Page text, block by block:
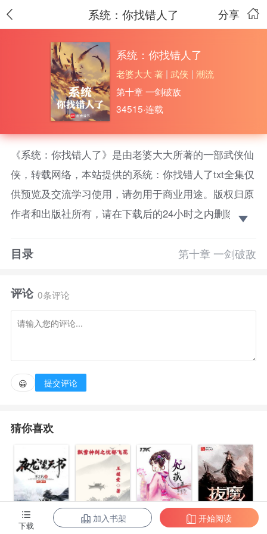
分享
系统：你找错人了
系统：你找错人了
老婆大大 著 |武侠 | 潮流
第十章 一剑破敌
34515·连载
《系统：你找错人了》是由老婆大大所著的一部武侠仙
侠，转载网络，本站提供的系统：你找错人了txt全集仅
供预览及交流学习使用，请勿用于商业用途。版权归原
作者和出版社所有，请在下载后的24小时之内删除，如
为一名霉运大成者，野外遭遇妖兽，城内遭遇暴徒，二
【二十岁，你正式位列人榜，迎娶大族之女，拜地榜
宗师为师，入武道大宗修行，回望过去，自少年修行开
系统！
力修行一日，奖励：十日修为。
】懂了，系统没错，这就是自己。说的是自己一年内
完成上述种种。
目录 第十章 一剑破敌
评论 0条评论
😀 提交评论
猜你喜欢
夜龙望天书 飘雪神剑之忧 妃藏手段
拔魔
下载
加入书架 开始阅读